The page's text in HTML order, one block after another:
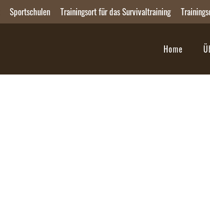
Sportschulen Trainingsort für das Survivaltraining
Home